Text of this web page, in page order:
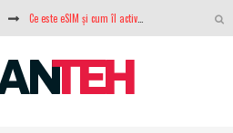
100 GB de internet mobil gratuit de la Orange. Fără contract, fără acte și fără obligații